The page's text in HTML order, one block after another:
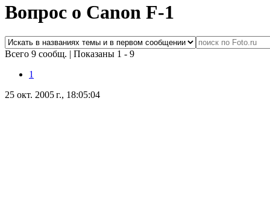
Вопрос о Canon F-1
Всего 9 сообщ. | Показаны 1 - 9
1
25 окт. 2005 г., 18:05:04